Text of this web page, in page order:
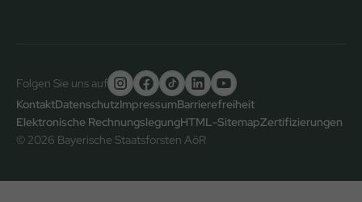
Folgen Sie uns auf
Untere
Fußzeile
KontaktDatenschutzImpressumBarrierefreiheit
Elektronische RechnungslegungHTML-SitemapZertifizierungen
© 2026 Bayerische Staatsforsten AöR